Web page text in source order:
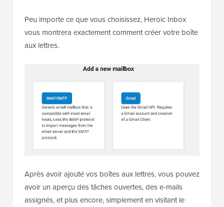
Peu importe ce que vous choisissez, Heroic Inbox
vous montrera exactement comment créer votre boîte
aux lettres.
Après avoir ajouté vos boîtes aux lettres, vous pouvez
avoir un aperçu des tâches ouvertes, des e-mails
assignés, et plus encore, simplement en visitant le